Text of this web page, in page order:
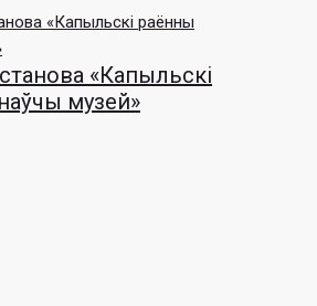
«Капыльскі
музей»